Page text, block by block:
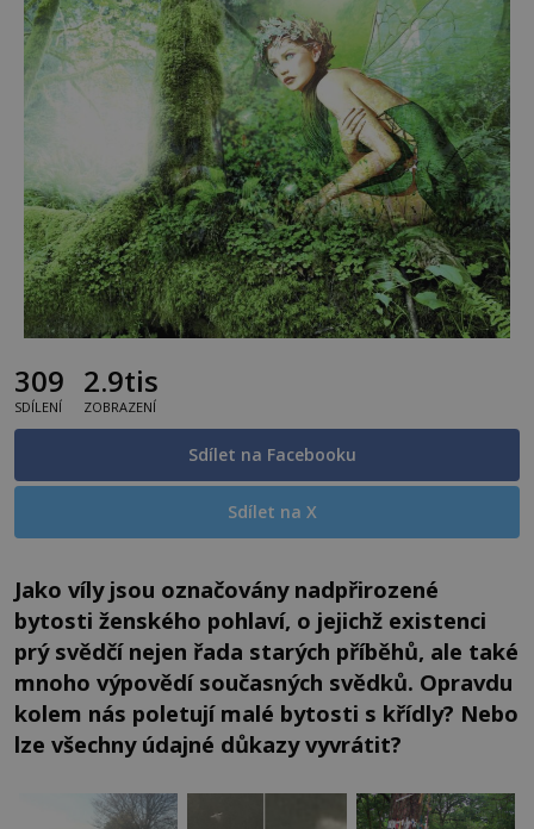
309
SDÍLENÍ
2.9tis
ZOBRAZENÍ
Sdílet na Facebooku
Sdílet na X
Jako víly jsou označovány nadpřirozené
bytosti ženského pohlaví, o jejichž existenci
prý svědčí nejen řada starých příběhů, ale také
mnoho výpovědí současných svědků. Opravdu
kolem nás poletují malé bytosti s křídly? Nebo
lze všechny údajné důkazy vyvrátit?